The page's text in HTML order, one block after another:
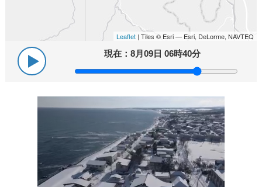
Leaflet | Tiles © Esri — Esri, DeLorme, NAVTEQ
現在：8月09日 06時40分